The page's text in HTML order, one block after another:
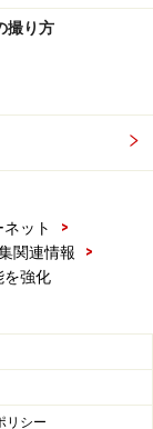
場合は、HD
ディアにHD
残す選択肢が
映像を楽しんで
。
、HD DVDと
サリング作業
ガイドでも取
撮り方
ット
>
関連情報
>
を強化
リシー